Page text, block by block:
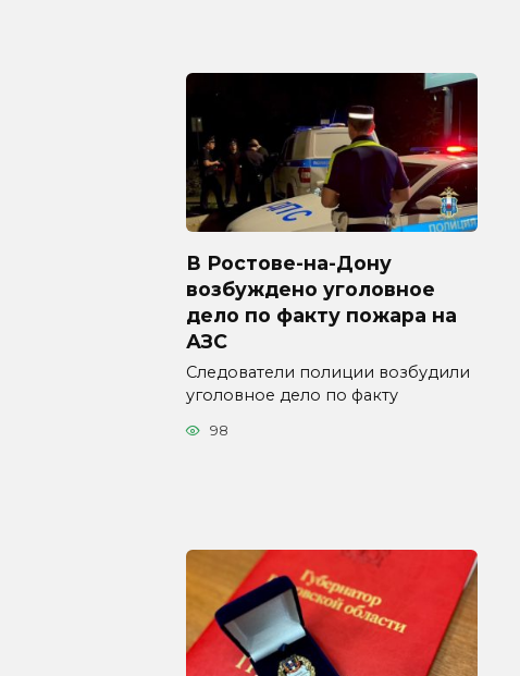
В Ростове-на-Дону
возбуждено уголовное
дело по факту пожара на
АЗС
Следователи полиции возбудили
уголовное дело по факту
98